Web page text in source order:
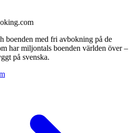
boenden med fri avbokning på de
har miljontals boenden världen över –
på svenska.